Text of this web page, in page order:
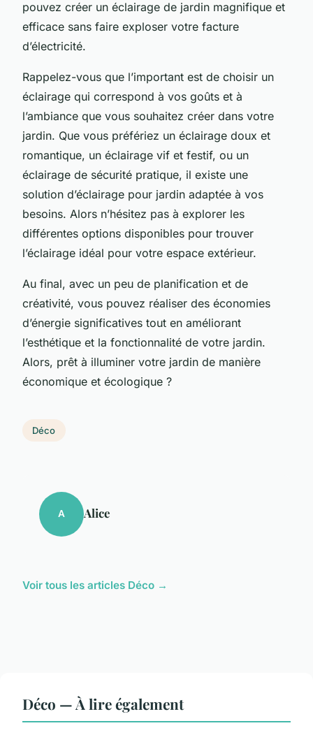
pouvez créer un éclairage de jardin magnifique et
efficace sans faire exploser votre facture
d’électricité.
Rappelez-vous que l’important est de choisir un
éclairage qui correspond à vos goûts et à
l’ambiance que vous souhaitez créer dans votre
jardin. Que vous préfériez un éclairage doux et
romantique, un éclairage vif et festif, ou un
éclairage de sécurité pratique, il existe une
solution d’éclairage pour jardin adaptée à vos
besoins. Alors n’hésitez pas à explorer les
différentes options disponibles pour trouver
l’éclairage idéal pour votre espace extérieur.
Au final, avec un peu de planification et de
créativité, vous pouvez réaliser des économies
d’énergie significatives tout en améliorant
l’esthétique et la fonctionnalité de votre jardin.
Alors, prêt à illuminer votre jardin de manière
économique et écologique ?
Déco
A Alice
Voir tous les articles Déco →
Déco — À lire également